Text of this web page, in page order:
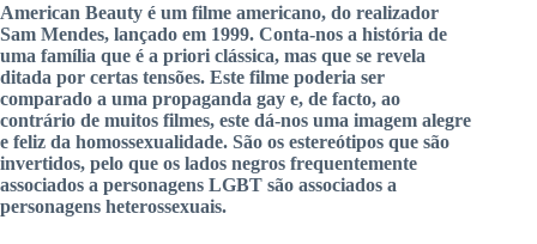
American Beauty é um filme americano, do realizador
Sam Mendes, lançado em 1999. Conta-nos a história de
uma família que é a priori clássica, mas que se revela
ditada por certas tensões. Este filme poderia ser
comparado a uma propaganda gay e, de facto, ao
contrário de muitos filmes, este dá-nos uma imagem alegre
e feliz da homossexualidade. São os estereótipos que são
invertidos, pelo que os lados negros frequentemente
associados a personagens LGBT são associados a
personagens heterossexuais.